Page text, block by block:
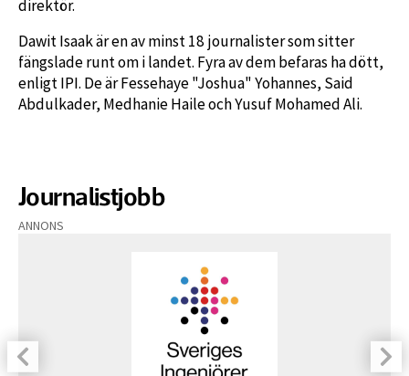
direktör.
Dawit Isaak är en av minst 18 journalister som sitter
fängslade runt om i landet. Fyra av dem befaras ha dött,
enligt IPI. De är Fessehaye "Joshua" Yohannes, Said
Abdulkader, Medhanie Haile och Yusuf Mohamed Ali.
Journalistjobb
ANNONS